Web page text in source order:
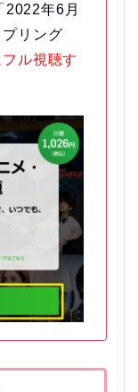
2022年6月
リング
ル視聴す